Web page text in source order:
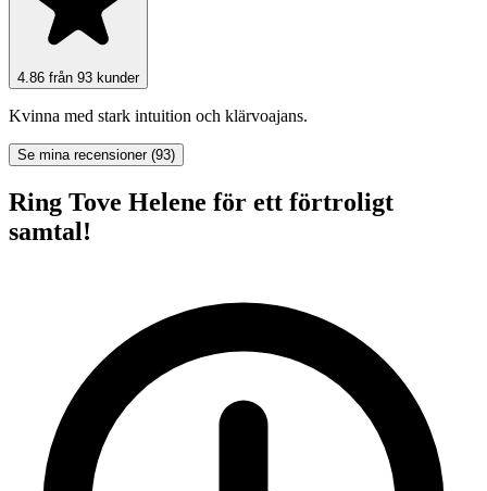
4.86 från 93 kunder
Kvinna med stark intuition och klärvoajans.
Se mina recensioner (93)
Ring Tove Helene för ett förtroligt
samtal!